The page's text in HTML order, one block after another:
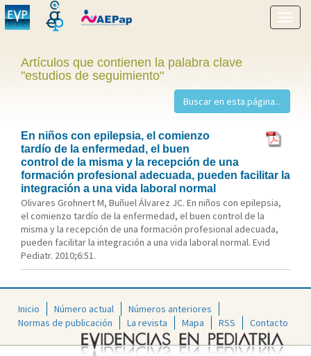
menú
Artículos que contienen la palabra clave
"estudios de seguimiento"
En niños con epilepsia, el comienzo
tardío de la enfermedad, el buen
control de la misma y la recepción de una
formación profesional adecuada, pueden facilitar la
integración a una vida laboral normal
Olivares Grohnert M, Buñuel Álvarez JC. En niños con epilepsia,
el comienzo tardío de la enfermedad, el buen control de la
misma y la recepción de una formación profesional adecuada,
pueden facilitar la integración a una vida laboral normal. Evid
Pediatr. 2010;6:51.
Inicio Número actual
Números anteriores
Normas de publicación
La revista Mapa RSS Contacto